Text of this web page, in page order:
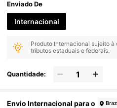
Enviado De
Internacional
Produto Internacional sujeito
tributos estaduais e federais.
Quantidade:
Envio Internacional para o